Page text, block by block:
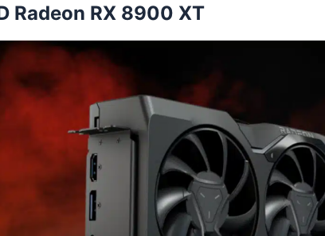
Radeon RX 8900 XT